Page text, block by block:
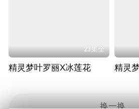
23集全
精灵梦叶罗丽X冰莲花 精灵
换一换